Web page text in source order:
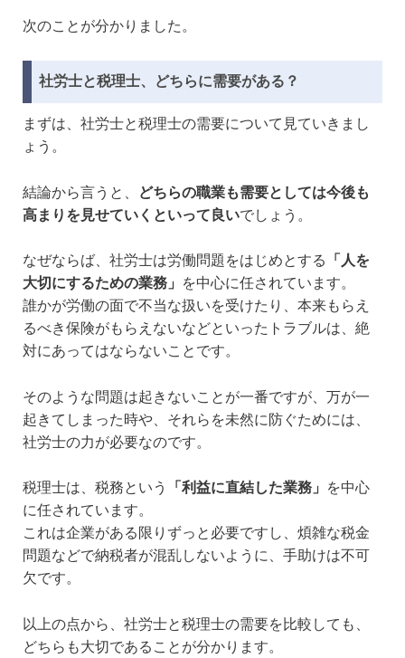
次のことが分かりました。
社労士と税理士、どちらに需要がある？
まずは、社労士と税理士の需要について見ていきまし
ょう。
結論から言うと、
どちらの職業も需要としては今後も
高まりを見せていくといって良いでしょう。
なぜならば、社労士は労働問題をはじめとする
「人を
大切にするための業務」
を中心に任されています。
誰かが労働の面で不当な扱いを受けたり、本来もらえ
るべき保険がもらえないなどといったトラブルは、絶
対にあってはならないことです。
そのような問題は起きないことが一番ですが、万が一
起きてしまった時や、それらを未然に防ぐためには、
社労士の力が必要なのです。
税理士は、税務という 「利益に直結した業務」
を中心
に任されています。
これは企業がある限りずっと必要ですし、煩雑な税金
問題などで納税者が混乱しないように、手助けは不可
欠です。
以上の点から、社労士と税理士の需要を比較しても、
どちらも大切であることが分かります。